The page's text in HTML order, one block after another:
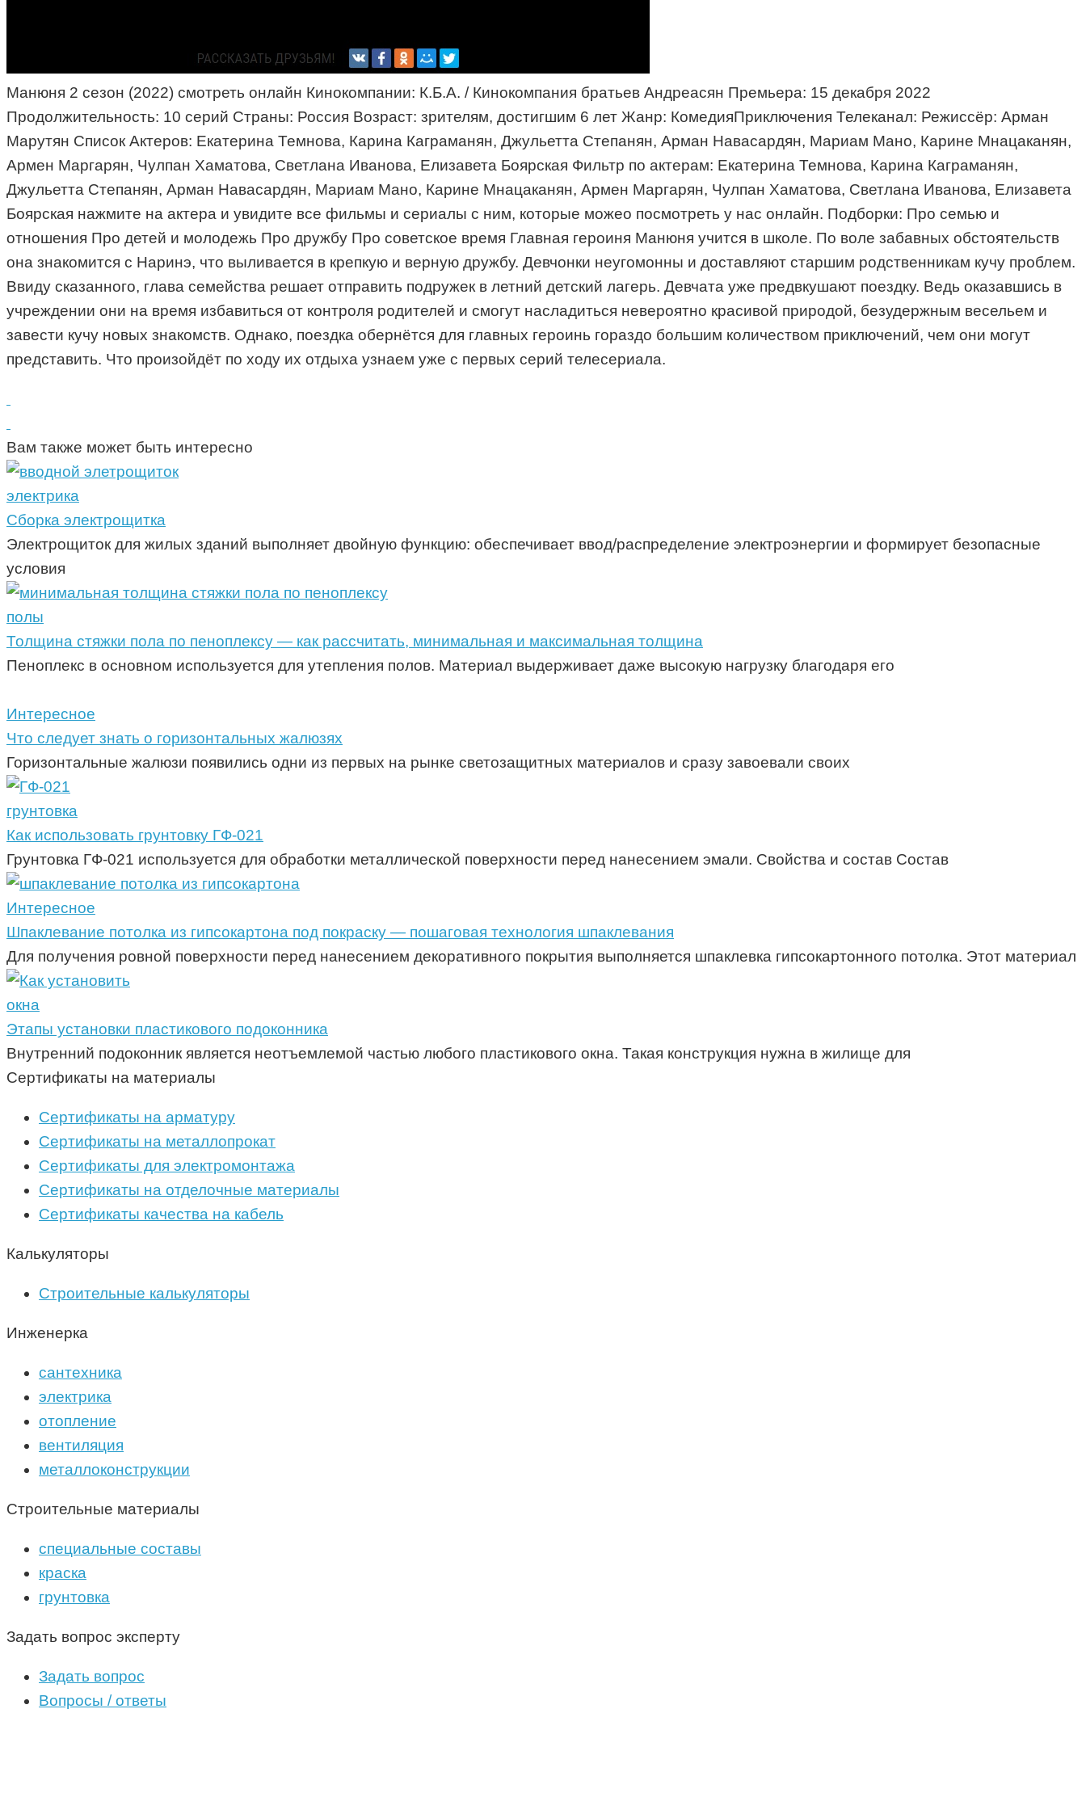
Манюня 2 сезон (2022) смотреть онлайн Кинокомпании: К.Б.А. / Кинокомпания братьев Андреасян Премьера: 15 декабря 2022
Продолжительность: 10 серий Страны: Россия Возраст: зрителям, достигшим 6 лет Жанр: КомедияПриключения Телеканал: Режиссёр: Арман
Марутян Список Актеров: Екатерина Темнова, Карина Каграманян, Джульетта Степанян, Арман Навасардян, Мариам Мано, Карине Мнацаканян,
Армен Маргарян, Чулпан Хаматова, Светлана Иванова, Елизавета Боярская Фильтр по актерам: Екатерина Темнова, Карина Каграманян,
Джульетта Степанян, Арман Навасардян, Мариам Мано, Карине Мнацаканян, Армен Маргарян, Чулпан Хаматова, Светлана Иванова, Елизавета
Боярская нажмите на актера и увидите все фильмы и сериалы с ним, которые можео посмотреть у нас онлайн. Подборки: Про семью и
отношения Про детей и молодежь Про дружбу Про советское время Главная героиня Манюня учится в школе. По воле забавных обстоятельств
она знакомится с Наринэ, что выливается в крепкую и верную дружбу. Девчонки неугомонны и доставляют старшим родственникам кучу проблем.
Ввиду сказанного, глава семейства решает отправить подружек в летний детский лагерь. Девчата уже предвкушают поездку. Ведь оказавшись в
учреждении они на время избавиться от контроля родителей и смогут насладиться невероятно красивой природой, безудержным весельем и
завести кучу новых знакомств. Однако, поездка обернётся для главных героинь гораздо большим количеством приключений, чем они могут
представить. Что произойдёт по ходу их отдыха узнаем уже с первых серий телесериала.
Вам также может быть интересно
электрика
Сборка электрощитка
Электрощиток для жилых зданий выполняет двойную функцию: обеспечивает ввод/распределение электроэнергии и формирует безопасные
условия
полы
Толщина стяжки пола по пеноплексу — как рассчитать, минимальная и максимальная толщина
Пеноплекс в основном используется для утепления полов. Материал выдерживает даже высокую нагрузку благодаря его
Интересное
Что следует знать о горизонтальных жалюзях
Горизонтальные жалюзи появились одни из первых на рынке светозащитных материалов и сразу завоевали своих
грунтовка
Как использовать грунтовку ГФ-021
Грунтовка ГФ-021 используется для обработки металлической поверхности перед нанесением эмали. Свойства и состав Состав
Интересное
Шпаклевание потолка из гипсокартона под покраску — пошаговая технология шпаклевания
Для получения ровной поверхности перед нанесением декоративного покрытия выполняется шпаклевка гипсокартонного потолка. Этот материал
окна
Этапы установки пластикового подоконника
Внутренний подоконник является неотъемлемой частью любого пластикового окна. Такая конструкция нужна в жилище для
Сертификаты на материалы
Сертификаты на арматуру
Сертификаты на металлопрокат
Сертификаты для электромонтажа
Сертификаты на отделочные материалы
Сертификаты качества на кабель
Калькуляторы
Строительные калькуляторы
Инженерка
сантехника
электрика
отопление
вентиляция
металлоконструкции
Строительные материалы
специальные составы
краска
грунтовка
Задать вопрос эксперту
Задать вопрос
Вопросы / ответы